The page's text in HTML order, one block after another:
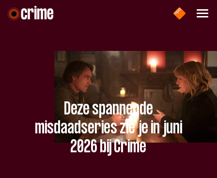
Deze spannende
misdaadseries zie je in juni
2026 bij Crime